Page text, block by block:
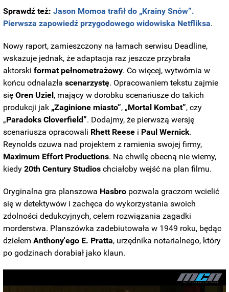
Sprawdź też:Jason Momoa trafił do „Krainy Snów”.
Pierwsza zapowiedź przygodowego widowiska Netfliksa.
Nowy raport, zamieszczony na łamach serwisu Deadline,
wskazuje jednak, że adaptacja raz jeszcze przybrała
aktorskiformat pełnometrażowy. Co więcej, wytwórnia w
końcu odnalazłascenarzystę. Opracowaniem tekstu zajmie
sięOren Uziel , mający w dorobku scenariusze do takich
produkcji jak „Zaginione miasto”, „Mortal Kombat”, czy
„Paradoks Cloverfield”. Dodajmy, że pierwszą wersję
scenariusza opracowali Rhett Reese i Paul Wernick.
Reynolds czuwa nad projektem z ramienia swojej firmy,
Maximum Effort Productions. Na chwilę obecną nie wiemy,
kiedy20th Century Studios chciałoby wejść na plan filmu.
Oryginalna gra planszowa Hasbro pozwala graczom wcielić
się w detektywów i zachęca do wykorzystania swoich
zdolności dedukcyjnych, celem rozwiązania zagadki
morderstwa. Planszówka zadebiutowała w 1949 roku, będąc
dziełemAnthony'ego E. Pratta, urzędnika notarialnego, który
po godzinach dorabiał jako klaun.